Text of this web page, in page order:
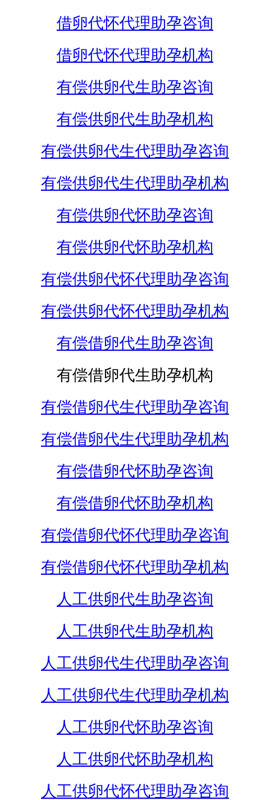
借卵代怀代理助孕咨询
借卵代怀代理助孕机构
有偿供卵代生助孕咨询
有偿供卵代生助孕机构
有偿供卵代生代理助孕咨询
有偿供卵代生代理助孕机构
有偿供卵代怀助孕咨询
有偿供卵代怀助孕机构
有偿供卵代怀代理助孕咨询
有偿供卵代怀代理助孕机构
有偿借卵代生助孕咨询
有偿借卵代生助孕机构
有偿借卵代生代理助孕咨询
有偿借卵代生代理助孕机构
有偿借卵代怀助孕咨询
有偿借卵代怀助孕机构
有偿借卵代怀代理助孕咨询
有偿借卵代怀代理助孕机构
人工供卵代生助孕咨询
人工供卵代生助孕机构
人工供卵代生代理助孕咨询
人工供卵代生代理助孕机构
人工供卵代怀助孕咨询
人工供卵代怀助孕机构
人工供卵代怀代理助孕咨询